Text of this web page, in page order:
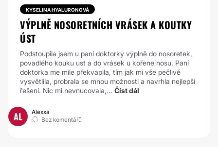
KYSELINA HYALURONOVÁ
VÝPLNĚ NOSORETNÍCH VRÁSEK A KOUTKY
ÚST
Podstoupila jsem u paní doktorky výplně do nosoretek,
povadlého kouku ust a do vrásek u kořene nosu. Paní
doktorka me mile překvapila, tím jak mi vše pečlivě
vysvětlila, probrala se mnou možnosti a navrhla nejlepší
řešení. Nic mi nevnucovala,... Číst dál
AL
Alexxa
Bez komentářů